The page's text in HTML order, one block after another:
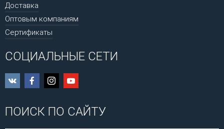
Доставка
Оптовым компаниям
Сертификаты
СОЦИАЛЬНЫЕ СЕТИ
ПОИСК ПО САЙТУ